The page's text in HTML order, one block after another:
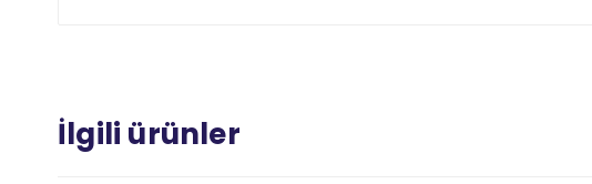
İlgili ürünler